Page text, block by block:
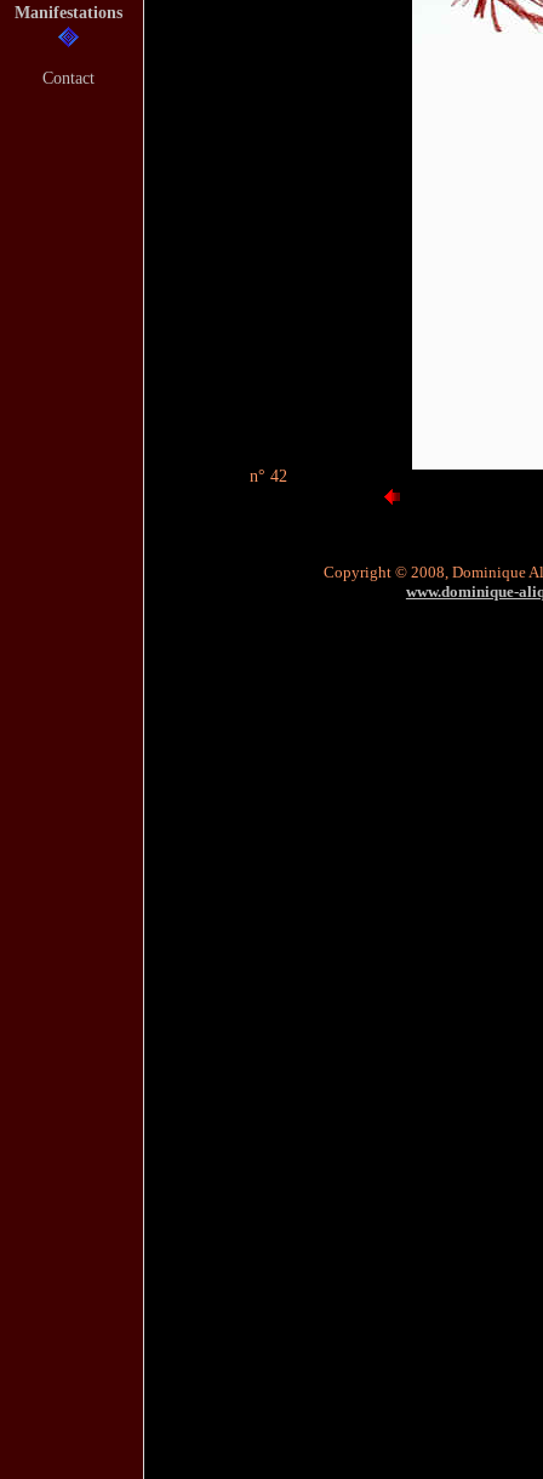
n° 42
Copyright © 2008, Dominique
www.dominique-
Manifestations
Contact